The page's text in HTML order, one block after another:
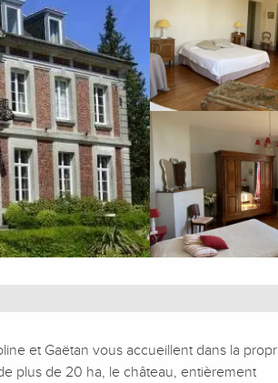
et Gaëtan vous accueillent dans la
plus de 20 ha, le château, entièrement